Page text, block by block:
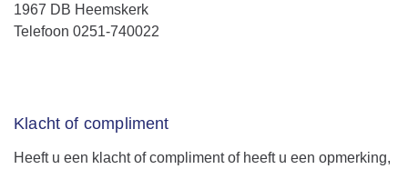
1967 DB Heemskerk
Telefoon 0251-740022
Klacht of compliment
Heeft u een klacht of compliment of heeft u een opmerking,